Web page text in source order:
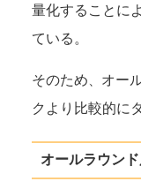
量化することに
ている。
そのため
オー
ク より比較的に
オールラウン